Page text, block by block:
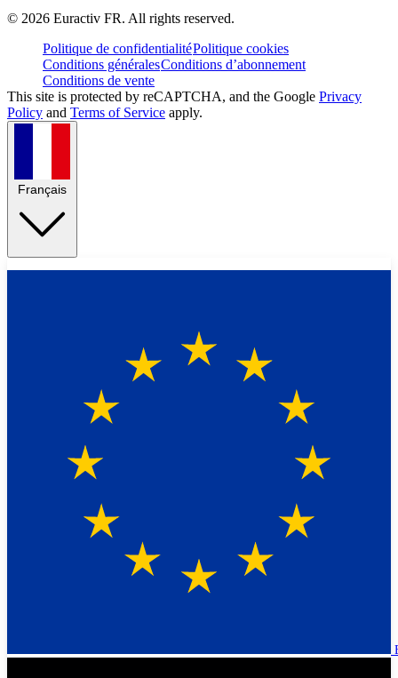
© 2026 Euractiv FR. All rights reserved.
Politique de confidentialitéPolitique cookies
Conditions généralesConditions d’abonnement
Conditions de vente
This site is protected by reCAPTCHA, and the Google Privacy
Policy and Terms of Service apply.
Français